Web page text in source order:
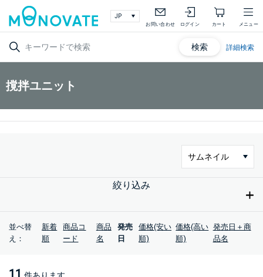
お問い合わせ ログイン カート メニュー
検索 詳細検索
撹拌ユニット
絞り込み
並べ替
え：
新着
順
商品コ
ード
商品
名
発売
日
価格(安い
順)
価格(高い
順)
発売日＋商
品名
11